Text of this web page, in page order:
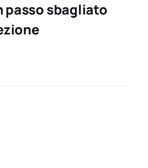
passo sbagliato